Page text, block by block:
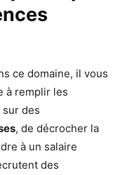
ce domaine, il vous
à remplir les
des
, de décrocher la
à un salaire
des